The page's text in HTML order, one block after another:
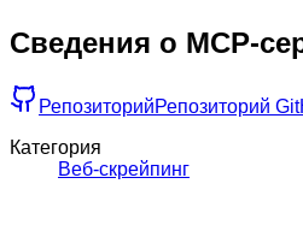
Сведения о MCP-
РепозиторийРепозиторий
Категория
Веб-скрейпинг